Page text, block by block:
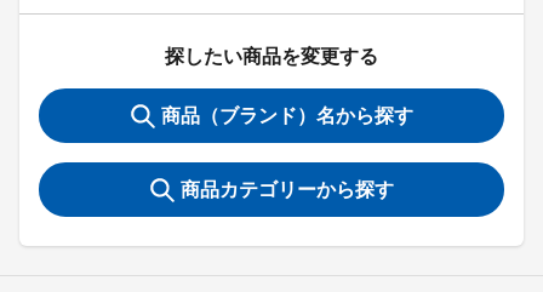
探したい商品を変更する
商品（ブランド）名から探す
商品カテゴリーから探す